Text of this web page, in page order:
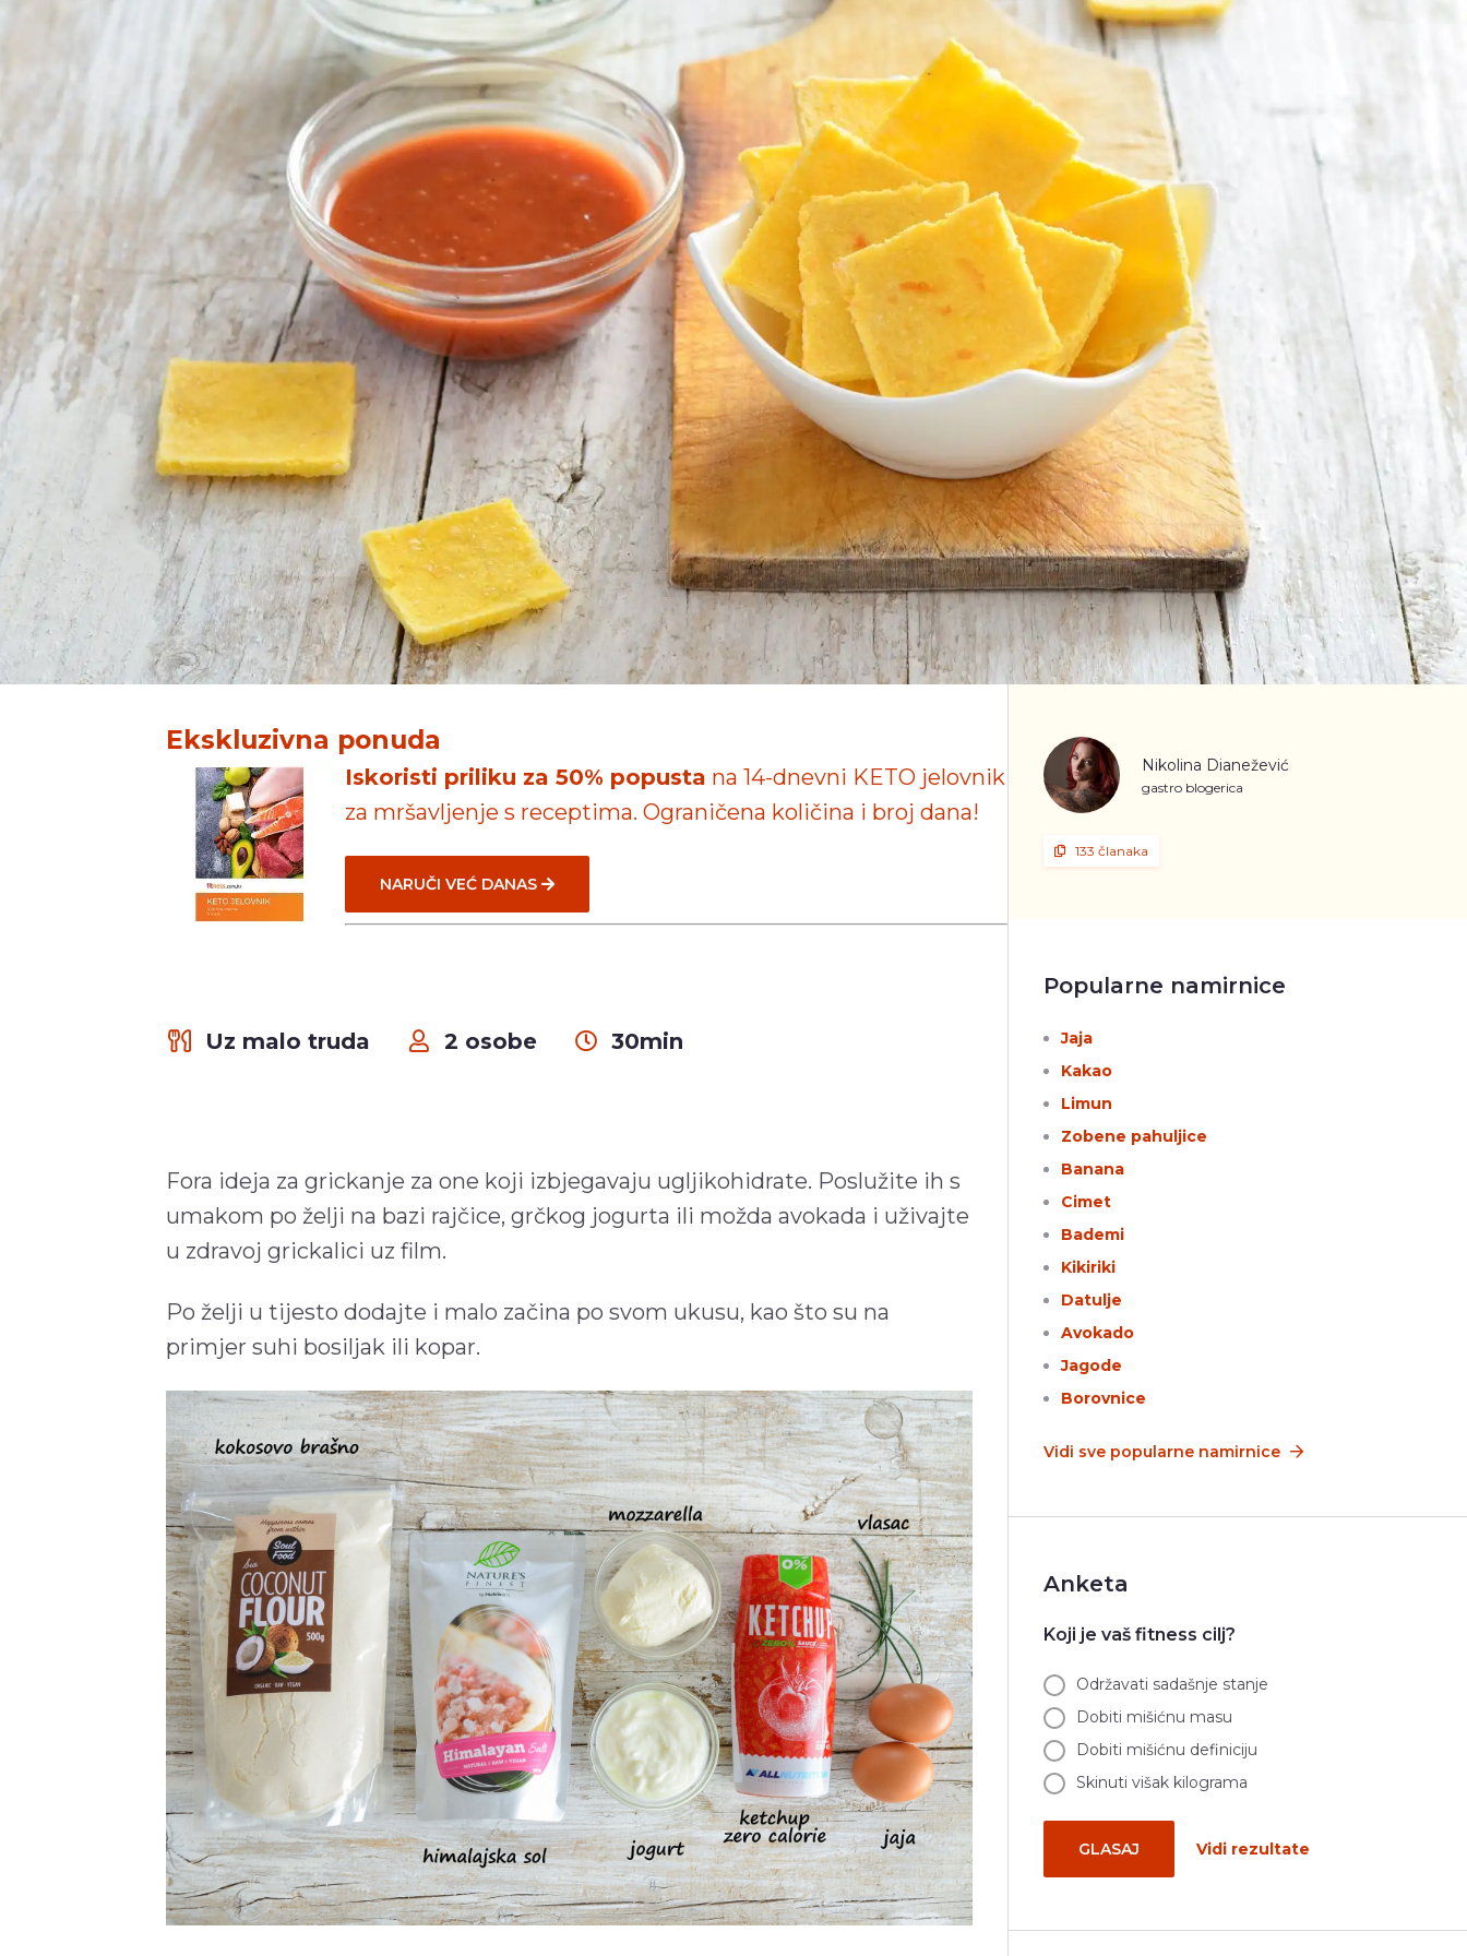
Ekskluzivna ponuda
Iskoristi priliku za 50% popusta na 14-dnevni KETO jelovnik
za mršavljenje s receptima. Ograničena količina i broj dana!
NARUČI VEĆ DANAS
Uz malo truda 2 osobe 30min
Fora ideja za grickanje za one koji izbjegavaju ugljikohidrate. Poslužite ih s
umakom po želji na bazi rajčice, grčkog jogurta ili možda avokada i uživajte
u zdravoj grickalici uz film.
Po želji u tijesto dodajte i malo začina po svom ukusu, kao što su na
primjer suhi bosiljak ili kopar.
Nikolina Dianežević
gastro blogerica
133 članaka
Popularne namirnice
Jaja
Kakao
Limun
Zobene pahuljice
Banana
Cimet
Bademi
Kikiriki
Datulje
Avokado
Jagode
Borovnice
Vidi sve popularne namirnice
Anketa
Koji je vaš fitness cilj?
Održavati sadašnje stanje
Dobiti mišićnu masu
Dobiti mišićnu definiciju
Skinuti višak kilograma
GLASAJ Vidi rezultate